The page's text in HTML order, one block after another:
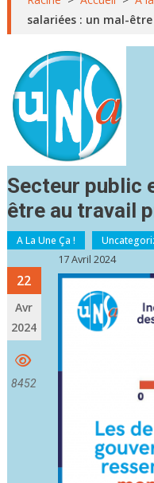
salariées : un mal-
Secteur public
être au travail
A La Une Ça !
22
Avr
2024
8452
17 Avril 2024